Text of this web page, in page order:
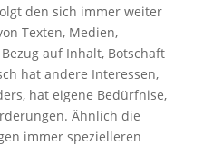
den sich immer weiter
Texten, Medien,
auf Inhalt, Botschaft
hat andere Interessen,
hat eigene Bedürfnise,
Ähnlich die
immer spezielleren